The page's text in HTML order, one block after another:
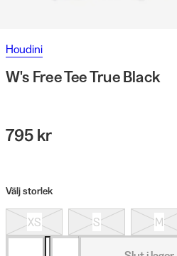
Houdini
W's Free Tee True Black
795 kr
Välj storlek
XS S M